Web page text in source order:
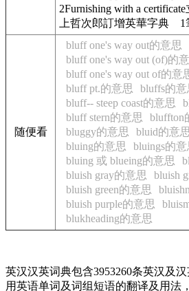
2Furnishing with a
上哲次郎訂增英華字典 1
随便看
bluff one's way out的意思
bluff one's way out (of)的
bluff one's way out of的意
bluff pt.的意思
bluffs的意
bluff-- steep coast的意思
bluff stern的意思
bluffton
bluggy的意思
bluid的意思
bluing的意思
bluings的意
bluing 或 blueing的意思
bluish gray的意思
bluish
bluish green的意思
bluish purple的意思
blukheading的意思
英汉汉英词典包含3953260条英汉及
用英语单词及词组短语的翻译及用法